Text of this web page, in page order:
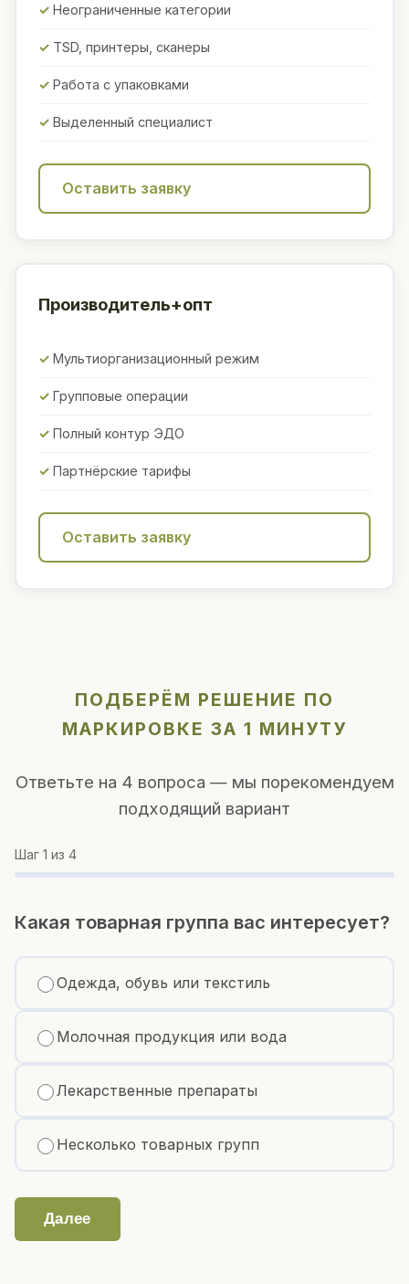
Неограниченные категории
TSD, принтеры, сканеры
Работа с упаковками
Выделенный специалист
Оставить заявку
Производитель+опт
Мультиорганизационный режим
Групповые операции
Полный контур ЭДО
Партнёрские тарифы
Оставить заявку
ПОДБЕРЁМ РЕШЕНИЕ ПО
МАРКИРОВКЕ ЗА 1 МИНУТУ
Ответьте на 4 вопроса — мы порекомендуем
подходящий вариант
Шаг 1 из 4
Какая товарная группа вас интересует?
Одежда, обувь или текстиль
Молочная продукция или вода
Лекарственные препараты
Несколько товарных групп
Далее